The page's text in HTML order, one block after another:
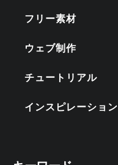
フリー素材
ウェブ制作
チュートリアル
インスピレーション